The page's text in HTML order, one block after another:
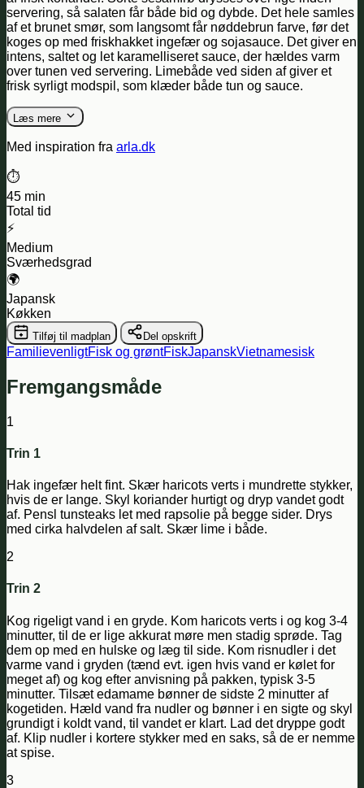
servering, så salaten får både bid og dybde. Det hele samles
af et brunet smør, som langsomt får nøddebrun farve, før det
koges op med friskhakket ingefær og sojasauce. Det giver en
intens, saltet og let karamelliseret sauce, der hældes varm
over tunen ved servering. Limebåde ved siden af giver et
frisk syrligt modspil, som klæder både tun og sauce.
Læs mere
Med inspiration fra arla.dk
⏱️
45 min
Total tid
⚡
Medium
Sværhedsgrad
🌍
Japansk
Køkken
Tilføj til madplan Del opskrift
FamilievenligtFisk og grøntFiskJapanskVietnamesisk
Fremgangsmåde
1
Trin 1
Hak ingefær helt fint. Skær haricots verts i mundrette stykker,
hvis de er lange. Skyl koriander hurtigt og dryp vandet godt
af. Pensl tunsteaks let med rapsolie på begge sider. Drys
med cirka halvdelen af salt. Skær lime i både.
2
Trin 2
Kog rigeligt vand i en gryde. Kom haricots verts i og kog 3-4
minutter, til de er lige akkurat møre men stadig sprøde. Tag
dem op med en hulske og læg til side. Kom risnudler i det
varme vand i gryden (tænd evt. igen hvis vand er kølet for
meget af) og kog efter anvisning på pakken, typisk 3-5
minutter. Tilsæt edamame bønner de sidste 2 minutter af
kogetiden. Hæld vand fra nudler og bønner i en sigte og skyl
grundigt i koldt vand, til vandet er klart. Lad det dryppe godt
af. Klip nudler i kortere stykker med en saks, så de er nemme
at spise.
3